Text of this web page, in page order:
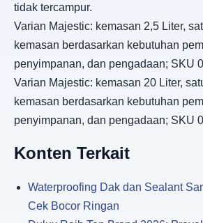
tidak tercampur.
Varian Majestic: kemasan 2,5 Liter,
kemasan berdasarkan kebutuhan
penyimpanan, dan pengadaan; SKU
Varian Majestic: kemasan 20 Liter,
kemasan berdasarkan kebutuhan
penyimpanan, dan pengadaan; SKU
Konten Terkait
Waterproofing Dak dan Sealant
Cek Bocor Ringan